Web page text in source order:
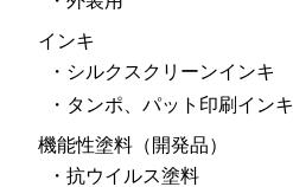
インキ
シルクスクリーンインキ
タンポ、パット印刷インキ
機能性塗料（開発品）
抗ウイルス塗料